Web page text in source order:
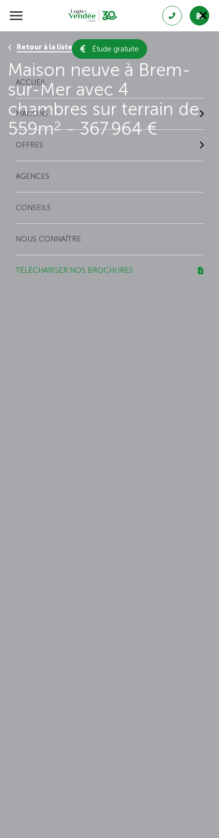
Étude gratuite
ACCUEIL
MAISONS
OFFRES
AGENCES
CONSEILS
NOUS CONNAÎTRE
TÉLÉCHARGER NOS BROCHURES
Retour à la liste des résultats
Maison neuve à Brem-
sur-Mer avec 4
chambres sur terrain de
559m2- 367 964 €